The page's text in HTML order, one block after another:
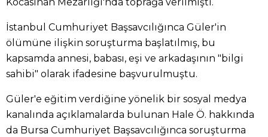
İstanbul Cumhuriyet Başsavcılığınca Güler'in
ölümüne ilişkin soruşturma başlatılmış, bu
kapsamda annesi, babası, eşi ve arkadaşının "bilgi
sahibi" olarak ifadesine başvurulmuştu.
Güler'e eğitim verdiğine yönelik bir sosyal medya
kanalında açıklamalarda bulunan Hale Ö. hakkında
da Bursa Cumhuriyet Başsavcılığınca soruşturma